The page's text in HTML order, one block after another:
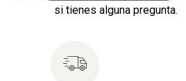
si tienes alguna pregunta.